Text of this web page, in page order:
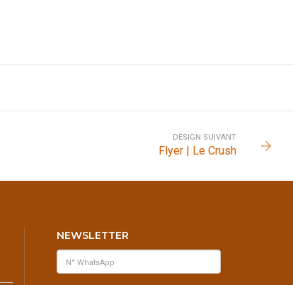
DESIGN SUIVANT
Flyer | Le Crush
NEWSLETTER